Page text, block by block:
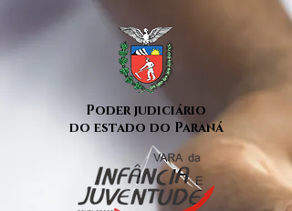
Poder judiciário
do estado do Paraná